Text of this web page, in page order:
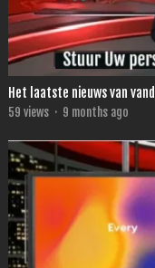
Het laatste nieuws van
59 views · 9 months ago